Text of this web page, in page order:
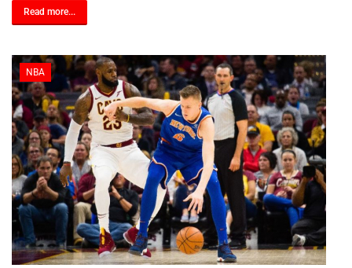
Read more...
NBA